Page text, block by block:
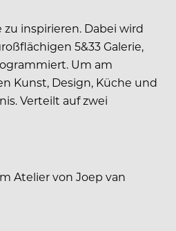
inspirieren. Dabei wird
5&33 Galerie,
Um am
Kunst, Design, Küche und
Verteilt auf zwei
Atelier von Joep van